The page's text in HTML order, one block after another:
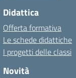
Didattica
Offerta formativa
Le schede didattiche
I progetti delle classi
Novità